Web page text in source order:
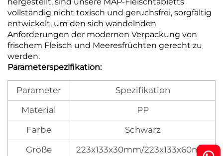
vollständig nicht toxisch und geruchsfrei, sorgfältig
entwickelt, um den sich wandelnden
Anforderungen der modernen Verpackung von
frischem Fleisch und Meeresfrüchten gerecht zu
werden.
Parameterspezifikation:
Parameter
Spezifikation
Material
PP
Farbe
Schwarz
Größe
223x133x30mm/223x133x60mm